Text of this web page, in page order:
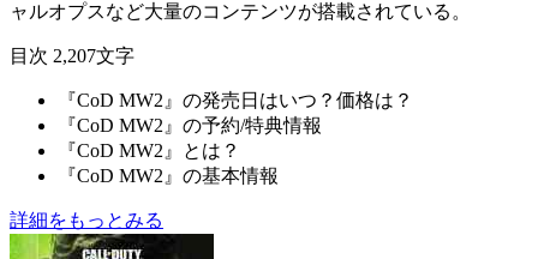
ャルオプスなど大量のコンテンツが搭載されている。
目次 2,207文字
『CoD MW2』の発売日はいつ？価格は？
『CoD MW2』の予約/特典情報
『CoD MW2』とは？
『CoD MW2』の基本情報
詳細をもっとみる